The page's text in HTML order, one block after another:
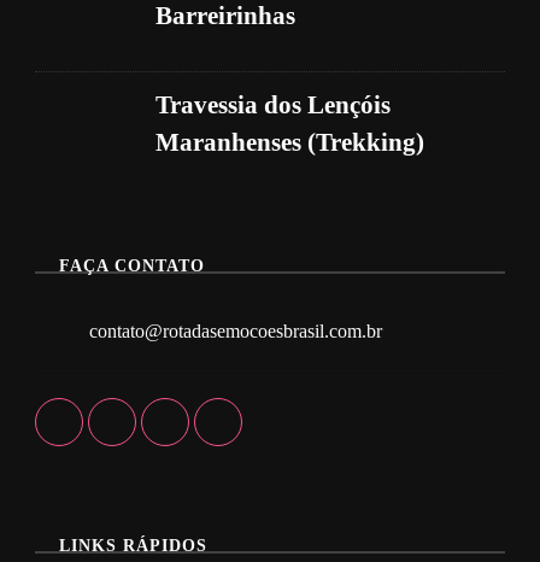
Barreirinhas
Travessia dos Lençóis
Maranhenses (Trekking)
FAÇA CONTATO
contato@rotadasemocoesbrasil.com.br
LINKS RÁPIDOS